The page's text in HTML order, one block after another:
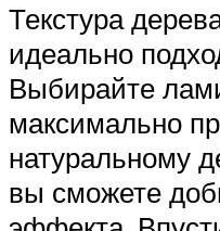
Текстура
идеально
Выбирайте
максимально
натуральному
вы сможете